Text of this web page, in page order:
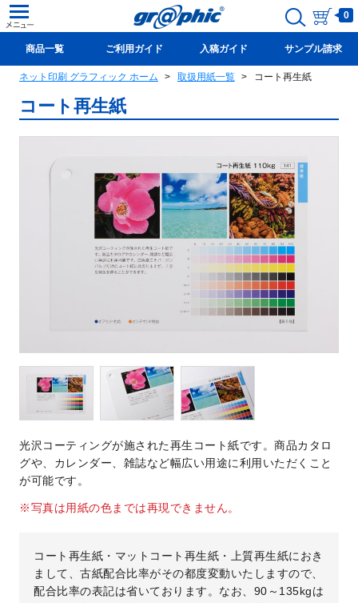
0
商品一覧 ご利用ガイド 入稿ガイド サンプル請求
新規会員登録(無料)
ネット印刷 グラフィック ホーム 取扱用紙一覧 コート再生紙
コート再生紙
光沢コーティングが施された再生コート紙です。商品カタロ
グや、カレンダー、雑誌など幅広い用途に利用いただくこと
が可能です。
※写真は用紙の色までは再現できません。
コート再生紙・マットコート再生紙・上質再生紙におき
まして、古紙配合比率がその都度変動いたしますので、
配合比率の表記は省いております。なお、90～135kgは